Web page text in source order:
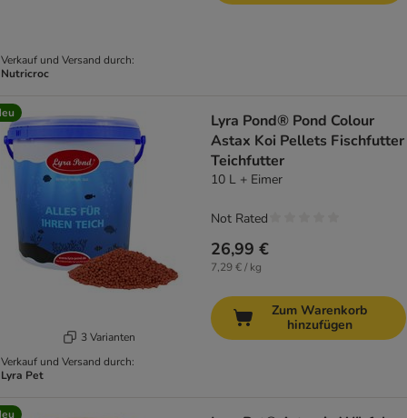
Verkauf und Versand durch:
Nutricroc
3 Varianten
Verkauf und Versand durch:
Lyra Pet
Lyra Pond® Pond Colour
Astax Koi Pellets Fischfutter
Teichfutter
10 L + Eimer
26,99 €
7,29 € / kg
Not Rated
Zum Warenkorb
hinzufügen